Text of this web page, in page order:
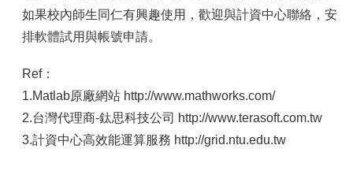
如果校內師生同仁有興趣使用，歡迎與計資中心聯絡，安
排軟體試用與帳號申請。
Ref：
1.Matlab原廠網站 http://www.mathworks.com/
2.台灣代理商-鈦思科技公司 http://www.terasoft.com.tw
3.計資中心高效能運算服務 http://grid.ntu.edu.tw